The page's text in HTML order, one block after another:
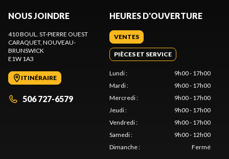
NOUS JOINDRE
410 BOUL. ST-PIERRE OUEST
CARAQUET, NOUVEAU-
BRUNSWICK
E1W 1A3
ITINÉRAIRE
506 727-6579
HEURES D'OUVERTURE
VENTES
PIÈCES ET SERVICE
Lundi:
9h00 - 17h00
Mardi:
9h00 - 17h00
Mercredi:
9h00 - 17h00
Jeudi:
9h00 - 17h00
Vendredi:
9h00 - 17h00
Samedi:
9h00 - 12h00
Dimanche: Fermé